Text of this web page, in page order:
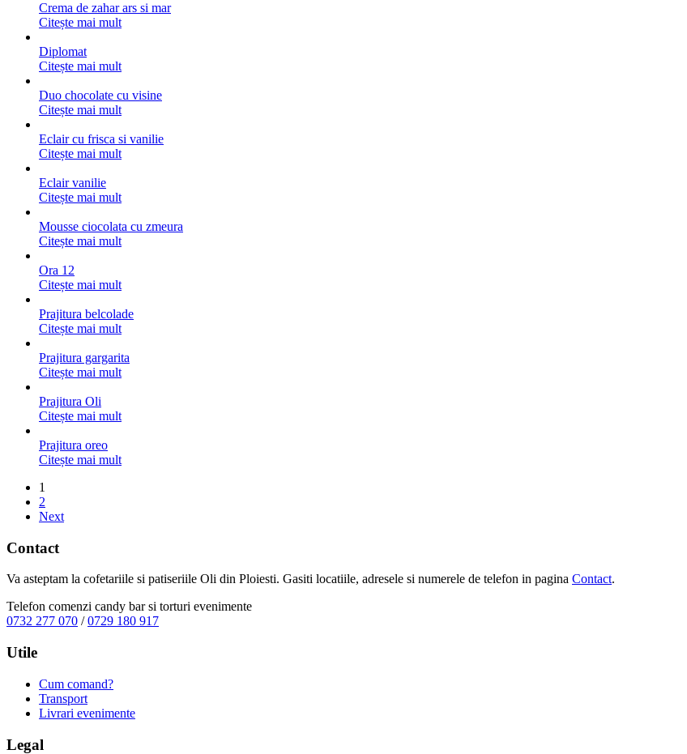
Crema de zahar ars si mar
Citește mai mult
Diplomat
Citește mai mult
Duo chocolate cu visine
Citește mai mult
Eclair cu frisca si vanilie
Citește mai mult
Eclair vanilie
Citește mai mult
Mousse ciocolata cu zmeura
Citește mai mult
Ora 12
Citește mai mult
Prajitura belcolade
Citește mai mult
Prajitura gargarita
Citește mai mult
Prajitura Oli
Citește mai mult
Prajitura oreo
Citește mai mult
1
2
Next
Contact
Va asteptam la cofetariile si patiseriile Oli din Ploiesti. Gasiti locatiile, adresele si numerele de telefon in pagina Contact.
Telefon comenzi candy bar si torturi evenimente
0732 277 070 /0729 180 917
Utile
Cum comand?
Transport
Livrari evenimente
Legal